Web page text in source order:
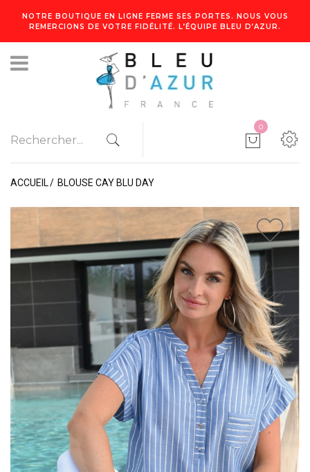
NOTRE BOUTIQUE EN LIGNE FERME SES PORTES. NOUS VOUS
REMERCIONS DE VOTRE FIDÉLITÉ. L’ÉQUIPE BLEU D’AZUR.
0
ACCUEIL BLOUSE CAY BLU DAY
1